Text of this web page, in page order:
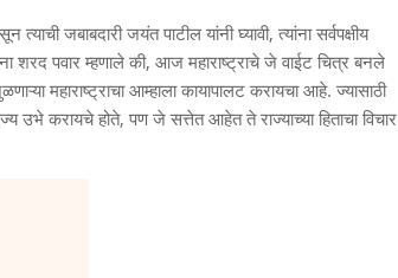
जबाबदारी जयंत पाटील यांनी घ्यावी, त्यांना सर्वपक्षीय
शरद पवार म्हणाले की, आज महाराष्ट्राचे जे वाईट चित्र बनले
महाराष्ट्राचा आम्हाला कायापालट करायचा आहे. ज्यासाठी
उभे करायचे होते, पण जे सत्तेत आहेत ते राज्याच्या हिताचा विचार